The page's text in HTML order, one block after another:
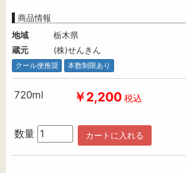
商品情報
地域
栃木県
蔵元
(株)せんきん
クール便推奨 本数制限あり
720ml ￥2,200 税込
数量 カートに入れる